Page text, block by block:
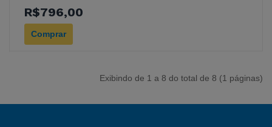
R$796,00
Comprar
Exibindo de 1 a 8 do total de 8 (1 páginas)